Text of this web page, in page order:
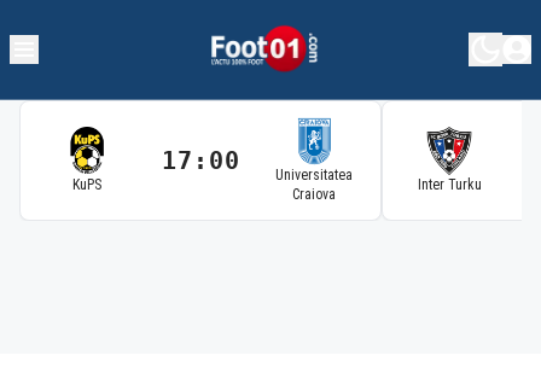
KuPS
17:00
Universitatea
Craiova
Inter Turku